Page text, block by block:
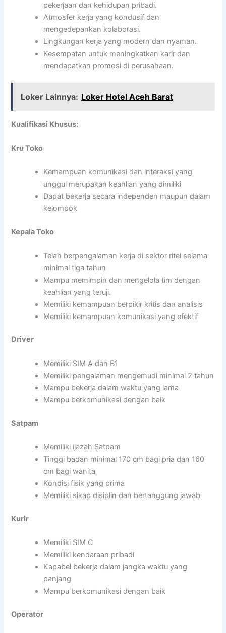
pekerjaan dan kehidupan pribadi.
Atmosfer kerja yang kondusif dan
mengedepankan kolaborasi.
Lingkungan kerja yang modern dan nyaman.
Kesempatan untuk meningkatkan karir dan
mendapatkan promosi di perusahaan.
Loker Lainnya: Loker Hotel Aceh Barat
Kualifikasi Khusus:
Kru Toko
Kemampuan komunikasi dan interaksi yang
unggul merupakan keahlian yang dimiliki
Dapat bekerja secara independen maupun dalam
kelompok
Kepala Toko
Telah berpengalaman kerja di sektor ritel selama
minimal tiga tahun
Mampu memimpin dan mengelola tim dengan
keahlian yang teruji.
Memiliki kemampuan berpikir kritis dan analisis
Memiliki kemampuan komunikasi yang efektif
Driver
Memiliki SIM A dan B1
Memiliki pengalaman mengemudi minimal 2 tahun
Mampu bekerja dalam waktu yang lama
Mampu berkomunikasi dengan baik
Satpam
Memiliki ijazah Satpam
Tinggi badan minimal 170 cm bagi pria dan 160
cm bagi wanita
Kondisi fisik yang prima
Memiliki sikap disiplin dan bertanggung jawab
Kurir
Memiliki SIM C
Memiliki kendaraan pribadi
Kapabel bekerja dalam jangka waktu yang
panjang
Mampu berkomunikasi dengan baik
Operator